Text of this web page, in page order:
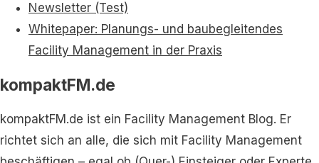
Newsletter (Test)
Whitepaper: Planungs- und baubegleitendes
Facility Management in der Praxis
kompaktFM.de
kompaktFM.de ist ein Facility Management Blog. Er
richtet sich an alle, die sich mit Facility Management